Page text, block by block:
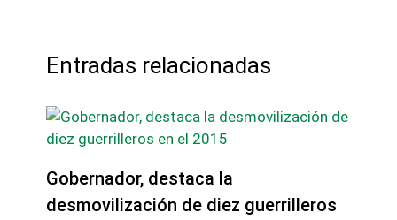
Entradas relacionadas
Gobernador, destaca la
desmovilización de diez guerrilleros